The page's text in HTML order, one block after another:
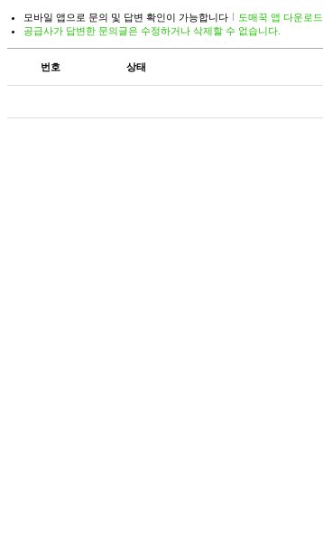
모바일 앱으로 문의 및 답변 확인이 가능합니다
도매꾹 앱 다운로드
공급사가 답변한 문의글은 수정하거나 삭제할 수 없습니다.
번호 상태